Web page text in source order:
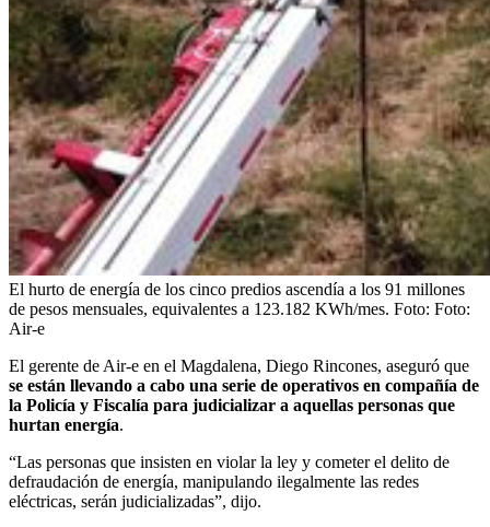
El hurto de energía de los cinco predios ascendía a los 91 millones
de pesos mensuales, equivalentes a 123.182 KWh/mes. Foto: Foto:
Air-e
El gerente de Air-e en el Magdalena, Diego Rincones, aseguró que
se están llevando a cabo una serie de operativos en compañía de
la Policía y Fiscalía para judicializar a aquellas personas que
hurtan energía.
“Las personas que insisten en violar la ley y cometer el delito de
defraudación de energía, manipulando ilegalmente las redes
eléctricas, serán judicializadas”, dijo.